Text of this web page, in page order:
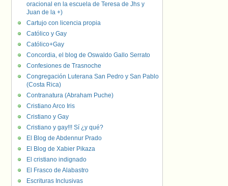
oracional en la escuela de Teresa de Jhs y
Juan de la +)
Cartujo con licencia propia
Católico y Gay
Católico+Gay
Concordia, el blog de Oswaldo Gallo Serrato
Confesiones de Trasnoche
Congregación Luterana San Pedro y San Pablo
(Costa Rica)
Contranatura (Abraham Puche)
Cristiano Arco Iris
Cristiano y Gay
Cristiano y gay!!! Sí ¿y qué?
El Blog de Abdennur Prado
El Blog de Xabier Pikaza
El cristiano indignado
El Frasco de Alabastro
Escrituras Inclusivas